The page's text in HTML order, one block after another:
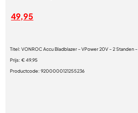
49,95
Titel:VONROC Accu Bladblazer – VPower 20V – 2 Standen –
Prijs:€ 49,95
Productcode:9200000121255236